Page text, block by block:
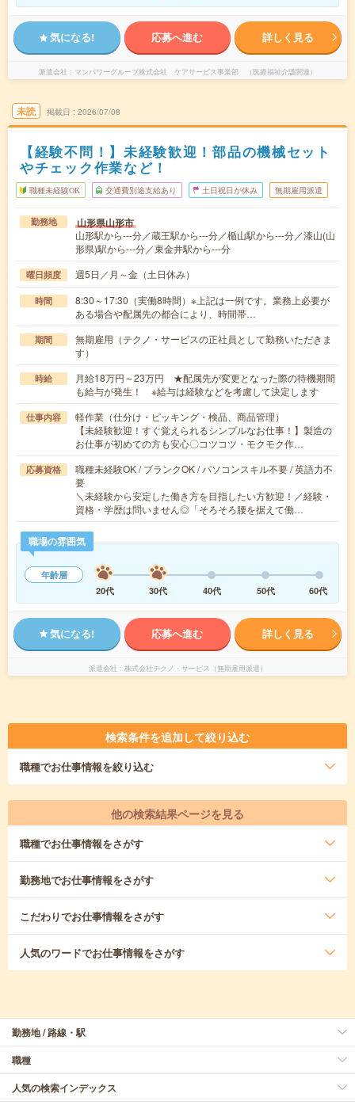
気になる! 応募へ進む 詳しく見る
派遣会社 マンパワーグループ株式会社 ケアサービス事業部 （医療福祉介護関連）
未読 掲載日 2026/07/08
【経験不問！】未経験歓迎！部品の機械セット
やチェック作業など！
職種未経験OK 交通費別途支給あり 土日祝日が休み 無期雇用派遣
勤務地 山形県山形市
山形駅から---分／蔵王駅から---分／楯山駅から---分／漆山(山
形県)駅から---分／東金井駅から---分
曜日頻度 週5日／月～金（土日休み）
時間
8:30～17:30（実働8時間）※上記は一例です。業務上必要が
ある場合や配属先の都合により、時間帯…
期間
無期雇用（テクノ・サービスの正社員として勤務いただきま
す）
時給
月給18万円～23万円 ★配属先が変更となった際の待機期間
も給与が発生！ ※給与は経験などを考慮して決定します
仕事内容
軽作業（仕分け・ピッキング・検品、商品管理）
【未経験歓迎！すぐ覚えられるシンプルなお仕事！】製造の
お仕事が初めての方も安心〇コツコツ・モクモク作…
応募資格
職種未経験OK / ブランクOK / パソコンスキル不要 / 英語力不
要
＼未経験から安定した働き方を目指したい方歓迎！／経験・
資格・学歴は問いません◎「そろそろ腰を据えて働…
職場の雰囲気
年齢層
20代
30代 40代 50代 60代
気になる! 応募へ進む 詳しく見る
派遣会社 株式会社テクノ・サービス（無期雇用派遣）
検索条件を追加して絞り込む
職種でお仕事情報を絞り込む
他の検索結果ページを見る
職種でお仕事情報をさがす
勤務地でお仕事情報をさがす
こだわりでお仕事情報をさがす
人気のワードでお仕事情報をさがす
勤務地 / 路線・駅
職種
人気の検索インデックス